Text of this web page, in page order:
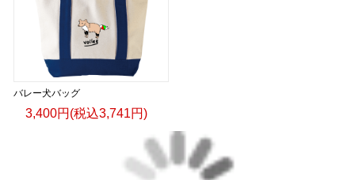
バレー犬バッグ
3,400円(税込3,741円)